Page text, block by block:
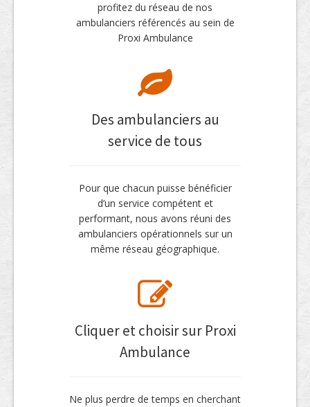
profitez du réseau de nos
ambulanciers référencés au sein de
Proxi Ambulance
Des ambulanciers au
service de tous
Pour que chacun puisse bénéficier
d’un service compétent et
performant, nous avons réuni des
ambulanciers opérationnels sur un
même réseau géographique.
Cliquer et choisir sur Proxi
Ambulance
Ne plus perdre de temps en cherchant